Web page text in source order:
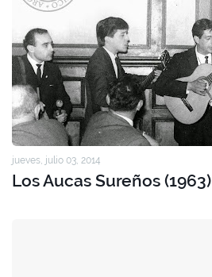
jueves, julio 03, 2014
Los Aucas Sureños (1963)